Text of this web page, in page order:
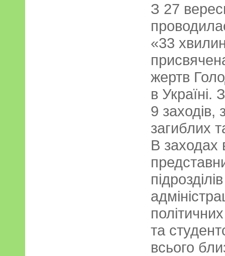
З 27
«33
жертв
в Україні.
9 заходів,
загиблих
В заходах
та
всього